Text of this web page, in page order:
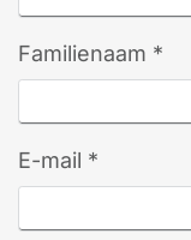
Familienaam *
E-mail *